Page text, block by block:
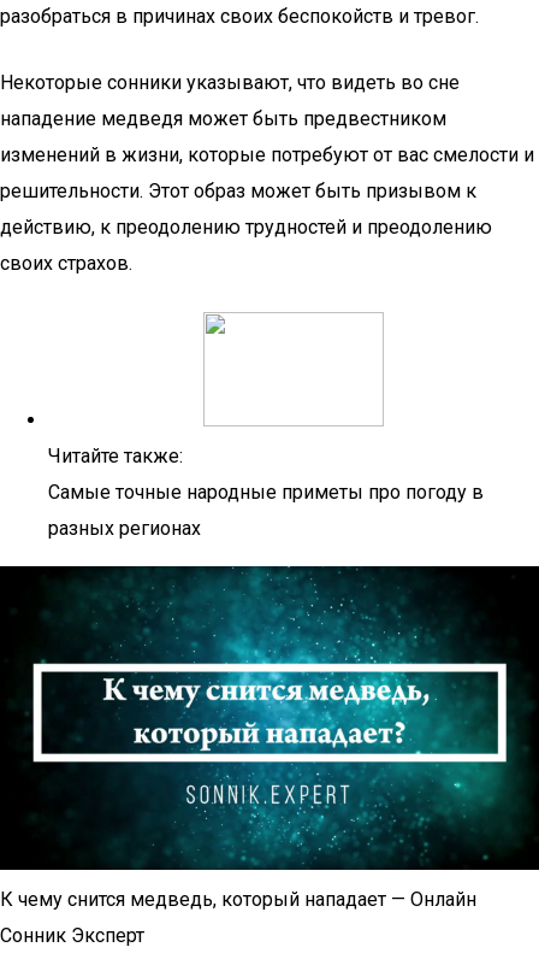
разобраться в причинах своих беспокойств и тревог.
Некоторые сонники указывают, что видеть во сне
нападение медведя может быть предвестником
изменений в жизни, которые потребуют от вас смелости и
решительности. Этот образ может быть призывом к
действию, к преодолению трудностей и преодолению
своих страхов.
Читайте также:
Самые точные народные приметы про погоду в
разных регионах
К чему снится медведь, который нападает — Онлайн
Сонник Эксперт